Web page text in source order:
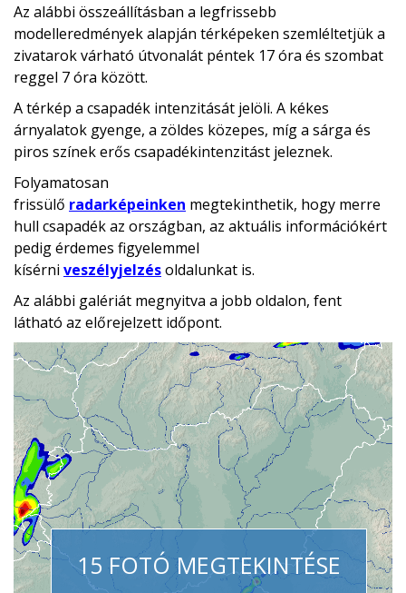
Az alábbi összeállításban a legfrissebb
modelleredmények alapján térképeken szemléltetjük a
zivatarok várható útvonalát péntek 17 óra és szombat
reggel 7 óra között.
A térkép a csapadék intenzitását jelöli. A kékes
árnyalatok gyenge, a zöldes közepes, míg a sárga és
piros színek erős csapadékintenzitást jeleznek.
Folyamatosan
frissülő radarképeinken megtekinthetik, hogy merre
hull csapadék az országban, az aktuális információkért
pedig érdemes figyelemmel
kísérni veszélyjelzésoldalunkat is.
Az alábbi galériát megnyitva a jobb oldalon, fent
látható az előrejelzett időpont.
15 FOTÓ MEGTEKINTÉSE